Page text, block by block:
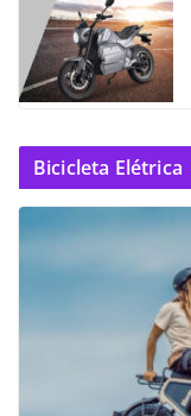
Bicicleta Elétrica